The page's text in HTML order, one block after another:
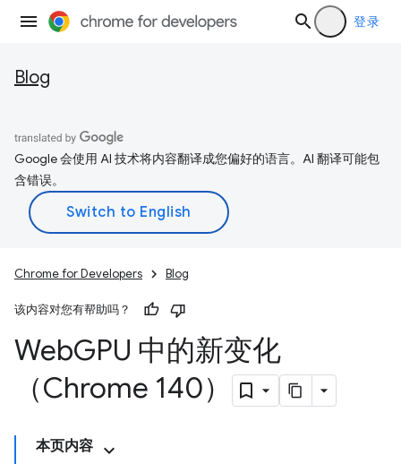
登录
Blog
Google 会使用 AI 技术将内容翻译成您偏好的语言。AI 翻译可能包
含错误。
Chrome for Developers Blog
该内容对您有帮助吗？
WebGPU 中的新变化
（Chrome 140）
本页内容